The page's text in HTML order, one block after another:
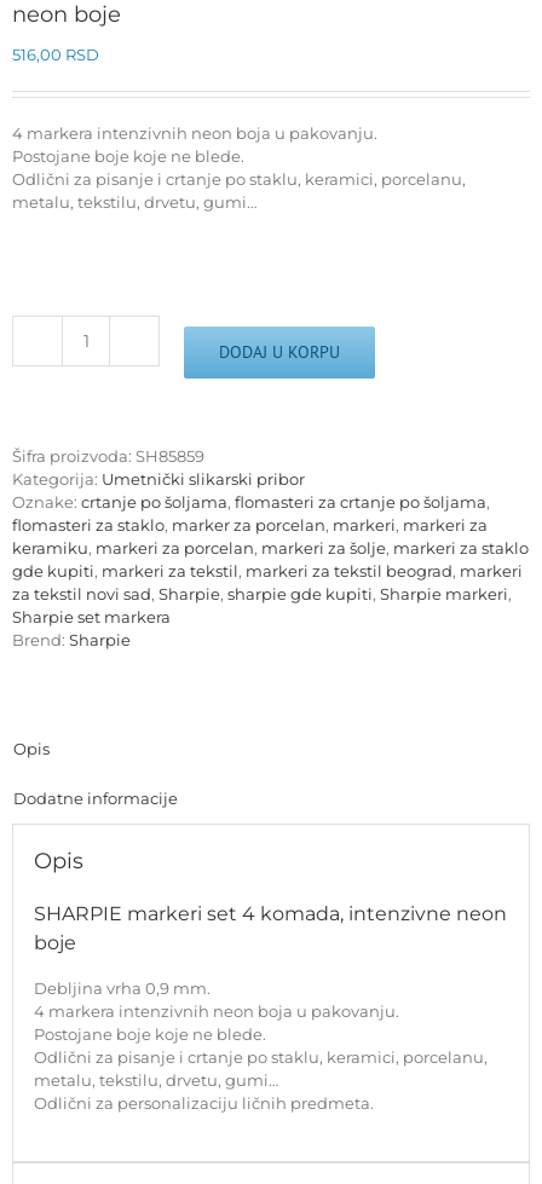
neon boje
516,00 RSD
4 markera intenzivnih neon boja u pakovanju.
Postojane boje koje ne blede.
Odlični za pisanje i crtanje po staklu, keramici, porcelanu,
metalu, tekstilu, drvetu, gumi…
SHARPIE
intenzivne
neon
boje
količina
DODAJ U KORPU
Šifra proizvoda: SH85859
Kategorija: Umetnički slikarski pribor
Oznake: crtanje po šoljama, flomasteri za crtanje po šoljama,
flomasteri za staklo, marker za porcelan, markeri, markeri za
keramiku, markeri za porcelan, markeri za šolje, markeri za staklo
gde kupiti, markeri za tekstil, markeri za tekstil beograd, markeri
za tekstil novi sad, Sharpie, sharpie gde kupiti, Sharpie markeri,
Sharpie set markera
Brend: Sharpie
Opis
Dodatne informacije
Opis
SHARPIE markeri set 4 komada, intenzivne neon
boje
Debljina vrha 0,9 mm.
4 markera intenzivnih neon boja u pakovanju.
Postojane boje koje ne blede.
Odlični za pisanje i crtanje po staklu, keramici, porcelanu,
metalu, tekstilu, drvetu, gumi…
Odlični za personalizaciju ličnih predmeta.